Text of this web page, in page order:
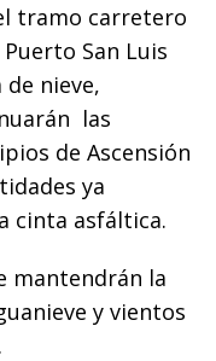
tramo carretero
San Luis
de nieve,
las
de Ascensión
ya
cinta asfáltica.
mantendrán la
y vientos